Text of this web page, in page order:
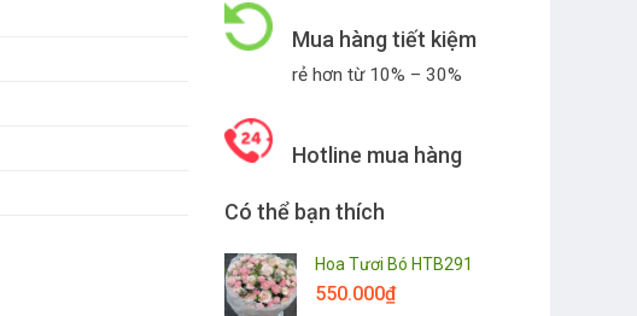
Mua hàng tiết kiệm
rẻ hơn từ 10% – 30%
Hotline mua hàng
Có thể bạn thích
Hoa Tươi Bó HTB291
550.000₫